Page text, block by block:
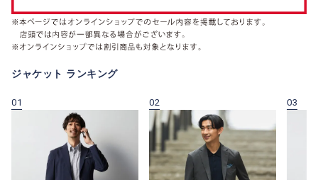
ジャケット ランキング
01 02 03